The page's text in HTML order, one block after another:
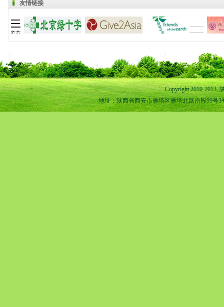
友情链接
Copyright 2010-2013,
地址：陕西省西安市雁塔区雁塔北路南段99号3